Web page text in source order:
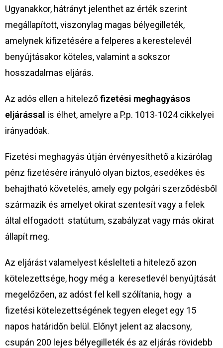
Ugyanakkor, hátrányt jelenthet az érték szerint
megállapított, viszonylag magas bélyegilleték,
amelynek kifizetésére a felperes a kerestelevél
benyújtásakor köteles, valamint a sokszor
hosszadalmas eljárás.
Az adós ellen a hitelezőfizetési meghagyásos
eljárással is élhet, amelyre a P.p. 1013-1024 cikkelyei
irányadóak.
Fizetési meghagyás útján érvényesíthető a kizárólag
pénz fizetésére irányuló olyan biztos, esedékes és
behajtható követelés, amely egy polgári szerződésből
származik és amelyet okirat szentesít vagy a felek
által elfogadott statútum, szabályzat vagy más okirat
állapít meg.
Az eljárást valamelyest késlelteti a hitelező azon
kötelezettsége, hogy még a keresetlevél benyújtását
megelőzően, az adóst fel kell szólítania, hogy a
fizetési kötelezettségének tegyen eleget egy 15
napos határidőn belül. Előnyt jelent az alacsony,
csupán 200 lejes bélyegilleték és az eljárás rövidebb